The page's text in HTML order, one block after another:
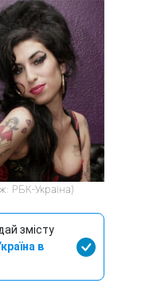
РБК-Україна)
змісту
в